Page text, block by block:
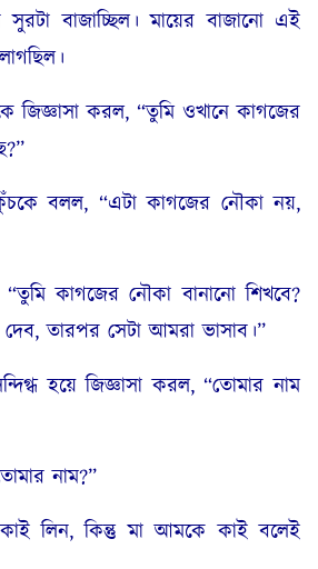
র সুরটা বাজাচ্ছিল। মায়ের বাজানো এই
জিজ্ঞাসা করল, “তুমি ওখানে কাগজের
বলল, “এটা কাগজের নৌকা নয়,
কাগজের নৌকা বানানো শিখবে?
তারপর সেটা আমরা ভাসাব।”
হয়ে জিজ্ঞাসা করল, “তোমার নাম
নাম?”
লিন, কিন্তু মা আমকে কাই বলেই